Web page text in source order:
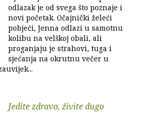
odlazak je od svega što poznaje i
novi početak. Očajnički želeći
pobjeći, Jenna odlazi u samotnu
kolibu na velškoj obali, ali
proganjaju je strahovi, tuga i
sjećanja na okrutnu večer u
Jedite zdravo, živite dugo